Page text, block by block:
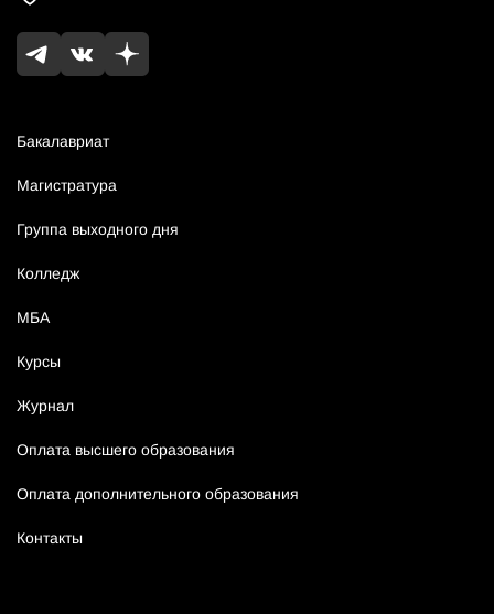
Бакалавриат
Магистратура
Группа выходного дня
Колледж
МБА
Курсы
Журнал
Оплата высшего образования
Оплата дополнительного образования
Контакты